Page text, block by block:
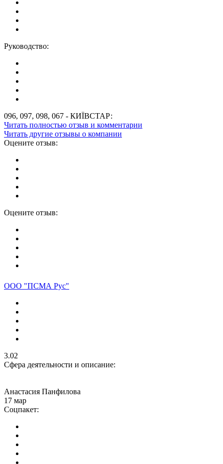
Руководство:
096, 097, 098, 067 - КИЇВСТАР:
Читать полностью отзыв и комментарии
Читать другие отзывы о компании
Оцените отзыв:
Оцените отзыв:
ООО "ПСМА Рус"
3.02
Сфера деятельности и описание:
Анастасия Панфилова
17 мар
Соцпакет: